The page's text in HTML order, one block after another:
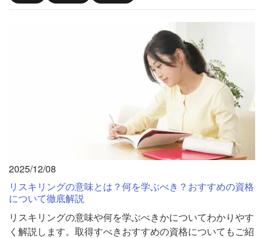
2025/12/08
リスキリングの意味とは？何を学ぶべき？おすすめの資格
について徹底解説
リスキリングの意味や何を学ぶべきかについてわかりやす
く解説します。取得すべきおすすめの資格についてもご紹